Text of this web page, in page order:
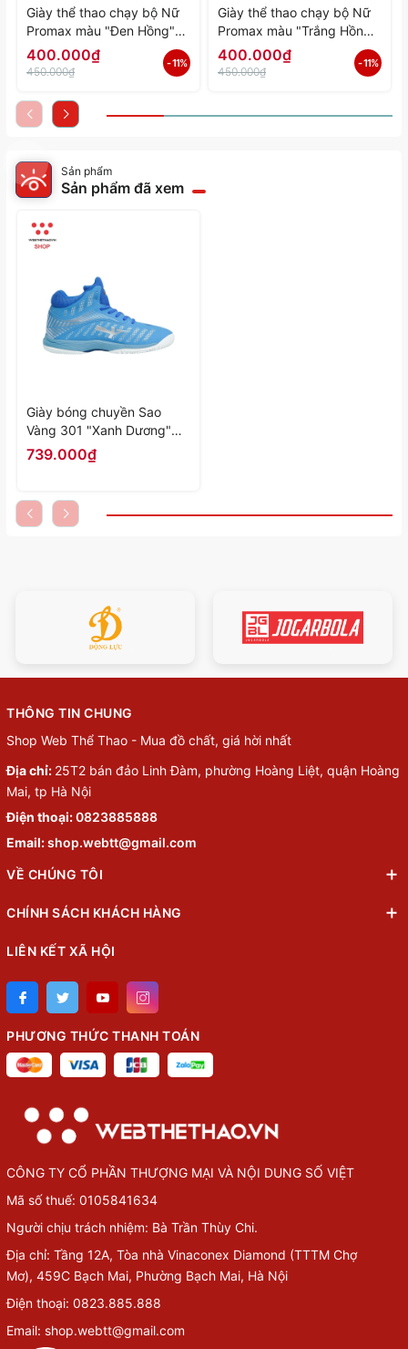
Giày thể thao chạy bộ Nữ
Promax màu "Đen Hồng"
PR-2206-06 - Hàng Chính
Hãng
400.000₫
450.000₫
- 11%
Giày thể thao chạy bộ Nữ
Promax màu "Trắng Hồng"
PR-2206-05 - Hàng Chính
Hãng
400.000₫
450.000₫
- 11%
Sản phẩm
Sản phẩm đã xem
Giày bóng chuyền Sao
Vàng 301 "Xanh Dương"
SV301-18 - Hàng Chính
739.000₫
THÔNG TIN CHUNG
Shop Web Thể Thao - Mua đồ chất, giá hời nhất
Địa chỉ: 25T2 bán đảo Linh Đàm, phường Hoàng Liệt, quận Hoàng
Mai, tp Hà Nội
Điện thoại:0823885888
Email:shop.webtt@gmail.com
VỀ CHÚNG TÔI
CHÍNH SÁCH KHÁCH HÀNG
LIÊN KẾT XÃ HỘI
PHƯƠNG THỨC THANH TOÁN
CÔNG TY CỔ PHẦN THƯỢNG MẠI VÀ NỘI DUNG SỐ VIỆT
Mã số thuế: 0105841634
Người chịu trách nhiệm: Bà Trần Thùy Chi.
Địa chỉ: Tầng 12A, Tòa nhà Vinaconex Diamond (TTTM Chợ
Mơ), 459C Bạch Mai, Phường Bạch Mai, Hà Nội
Điện thoại: 0823.885.888
Email: shop.webtt@gmail.com